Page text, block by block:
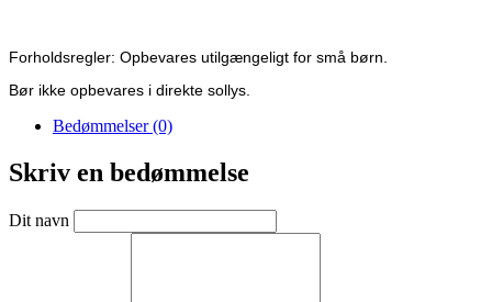
Forholdsregler: Opbevares utilgængeligt for små børn.
Bør ikke opbevares i direkte sollys.
Bedømmelser (0)
Skriv en bedømmelse
Dit navn